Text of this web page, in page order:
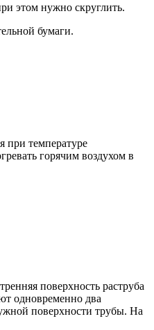
этом нужно скруглить.
бумаги.
при температуре
горячим воздухом в
поверхность раструба
одновременно два
поверхности трубы. На